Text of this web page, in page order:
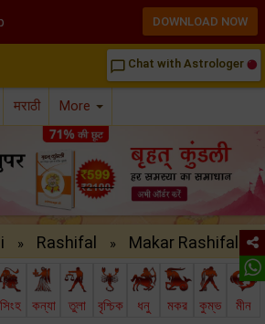
chat_bubble_outline Chat with Astrologer
मराठी More
» Rashifal » Makar Rashifal ..
সিংহ কন্যা তুলা বৃশ্চিক ধনু মকর কুম্ভ মীন
DOWNLOAD NOW